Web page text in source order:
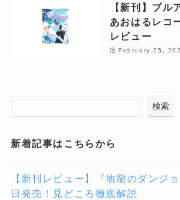
【新刊】ブル
あおはるレコ
レビュー
February 25,
検索
新着記事はこちらから
【新刊レビュー】『地龍のダンジ
日発売！見どころ徹底解説